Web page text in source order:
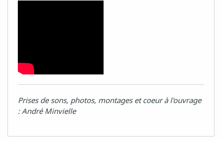
Prises de sons, photos, montages et coeur à l'ouvrage
: André Minvielle